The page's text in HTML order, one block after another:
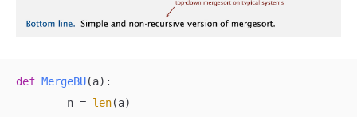
def MergeBU(a):
	n =
len(a)